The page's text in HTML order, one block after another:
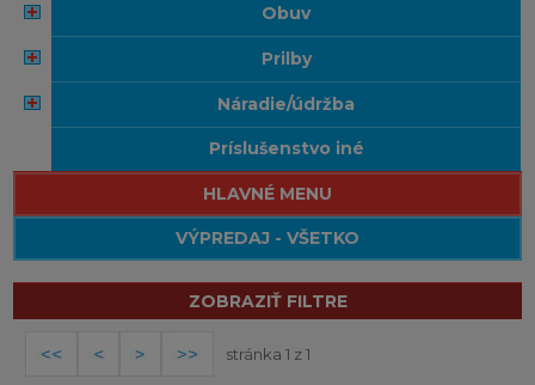
obuv
prilby
náradie/údržba
príslušenstvo iné
HLAVNÉ MENU
VÝPREDAJ - VŠETKO
ZOBRAZIŤ FILTRE
stránka 1 z 1